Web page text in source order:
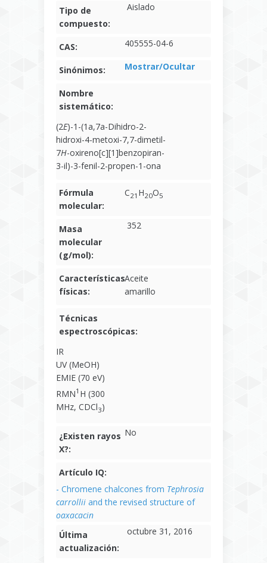
Tipo de
compuesto:
Aislado
CAS: 405555-04-6
Sinónimos: Mostrar/Ocultar
Nombre
sistemático:
(2E)-1-(1a,7a-Dihidro-2-
hidroxi-4-metoxi-7,7-dimetil-
7H-oxireno[c][1]benzopiran-
3-il)-3-fenil-2-propen-1-ona
Fórmula
molecular:
C21 H20O5
Masa
molecular
(g/mol):
352
Características
físicas:
Aceite
amarillo
Técnicas
espectroscópicas:
IR
UV (MeOH)
EMIE (70 eV)
RMN1 H (300
MHz, CDCl3)
¿Existen rayos
X?:
No
Artículo IQ:
- Chromene chalcones from Tephrosia
carrollii and the revised structure of
oaxacacin
Última
actualización:
octubre 31, 2016